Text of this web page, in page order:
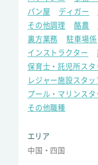
パン屋
ディガー
その他調理
酪農
裏方業務
駐車場係
インストラクター
保育士・託児所スタ
レジャー施設スタッ
プール・マリンスタ
その他職種
エリア
中国・四国